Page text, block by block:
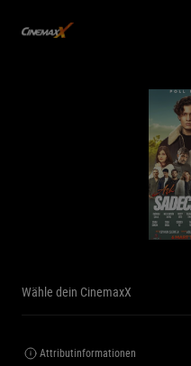
Wähle dein CinemaxX
Attributinformationen